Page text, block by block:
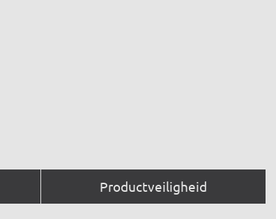
Productveiligheid